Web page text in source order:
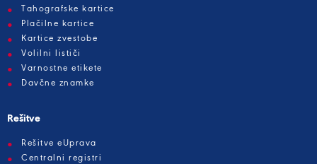
Tahografske kartice
Plačilne kartice
Kartice zvestobe
Volilni lističi
Varnostne etikete
Davčne znamke
Rešitve
Rešitve eUprava
Centralni registri